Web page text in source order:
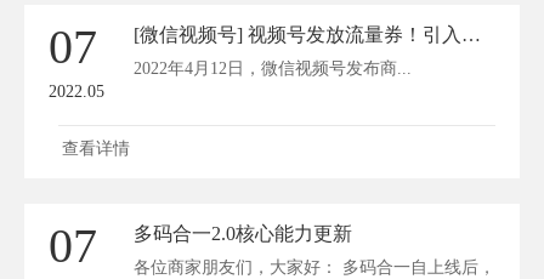
07
2022.05
[微信视频号] 视频号发放流量券！引入私域获流量，商家玩法全解
2022年4月12日，微信视频号发布商...
查看详情
07 多码合一2.0核心能力更新
各位商家朋友们，大家好： 多码合一自上线后，